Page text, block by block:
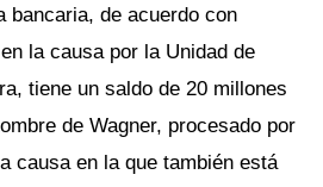
bancaria, de acuerdo con
la causa por la Unidad de
tiene un saldo de 20 millones
de Wagner, procesado por
causa en la que también está